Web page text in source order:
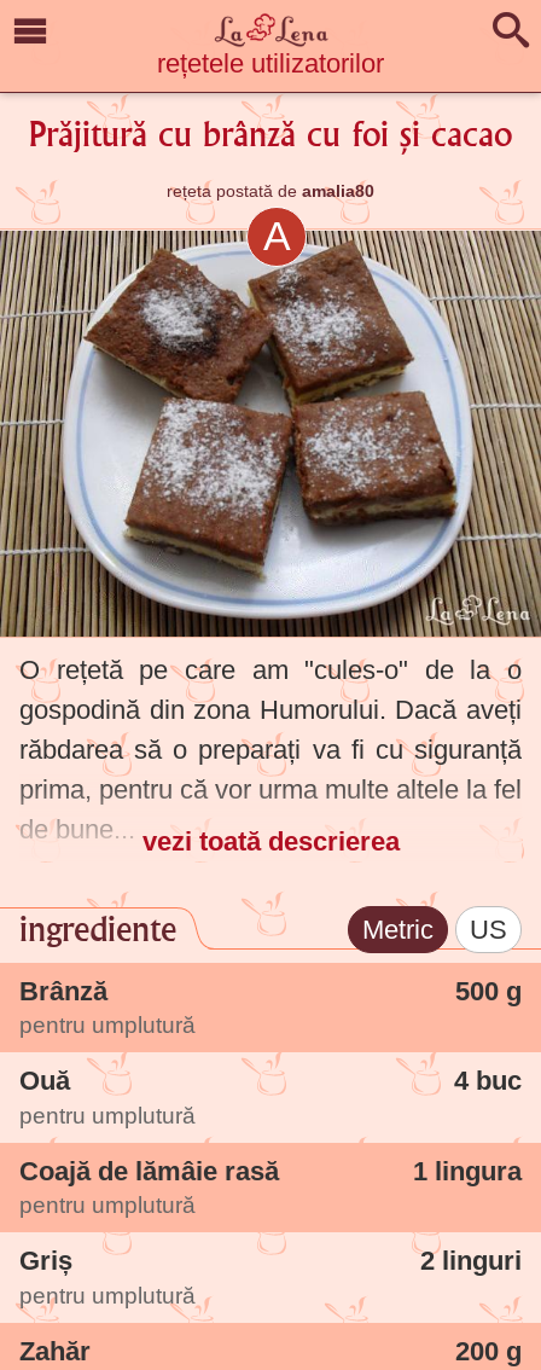
rețetele utilizatorilor
Prăjitură cu brânză cu foi și cacao
rețeta postată de amalia80
A
O rețetă pe care am "cules-o" de la o
gospodină din zona Humorului. Dacă aveți
răbdarea să o preparați va fi cu siguranță
prima, pentru că vor urma multe altele la fel
de bune... vezi toată descrierea
ingrediente Metric US
Brânză 500 g
pentru umplutură
Ouă 4 buc
pentru umplutură
Coajă de lămâie rasă 1 lingura
pentru umplutură
Griș 2 linguri
pentru umplutură
Zahăr 200 g